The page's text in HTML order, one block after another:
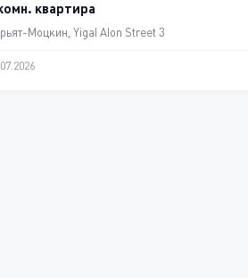
квартира
Моцкин, Yigal Alon Street 3